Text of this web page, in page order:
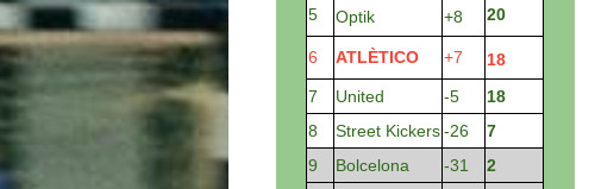
5
Optik +8 20
6 ATLÈTICO +7
18
7
United -5
18
8
Street Kickers-26
7
9
Bolcelona -31
2